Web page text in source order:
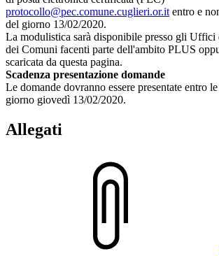
protocollo@pec.comune.cuglieri.or.it entro e
del giorno 13/02/2020.
La modulistica sarà disponibile presso gli
dei Comuni facenti parte dell'ambito PLUS
scaricata da questa pagina.
Scadenza presentazione domande
Le domande dovranno essere presentate entro
giorno giovedì 13/02/2020.
Allegati